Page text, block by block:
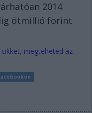
2014
ötmillió forint
megteheted az